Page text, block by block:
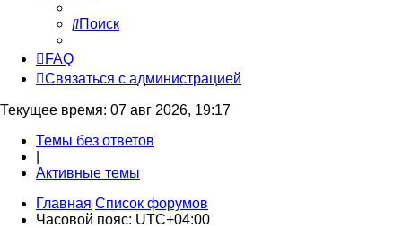
Поиск
FAQ
Связаться с администрацией
Текущее время: 07 авг 2026, 19:17
Темы без ответов
Активные темы
Главная Список форумов
Часовой пояс: UTC+04:00